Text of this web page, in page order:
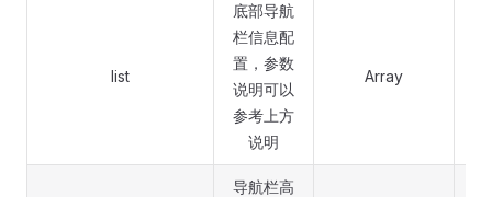
list
底部导航
栏信息配
置，参数
说明可以
参考上方
说明
Array
导航栏高